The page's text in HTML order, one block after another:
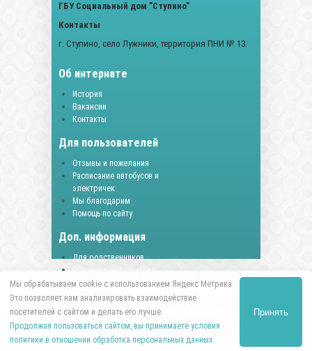
ГБУ Социальный дом "Ступино"
Контакты
г. Ступино, село Лужники, территория ПНИ № 13.
Об интернате
История
Вакансии
Контакты
Для пользователей
Отзывы и пожелания
Расписание автобусов и
электричек
Мы благодарим
Помощь по сайту
Доп. информация
Для родственников
Полезная информация
Документы
Политика Конфиденциальности
Все права защищены и принадлежат ГБУ Социальный
Полное или частичное копирование материалов сайта
запрещено без письменного разрешения руководства.
Разработка и администрирование сайтов
Мы обрабатываем cookie с использованием Яндекс Метрика.
Это позволяет нам анализировать взаимодействие
посетителей с сайтом и делать его лучше.
Продолжая пользоваться сайтом, вы принимаете условия
политики в отношении обработка персональных данных.
Принять